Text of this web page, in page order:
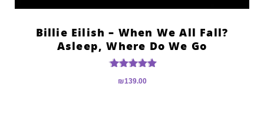
?Billie Eilish – When We All Fall
Asleep, Where Do We Go
5.00
₪139.00